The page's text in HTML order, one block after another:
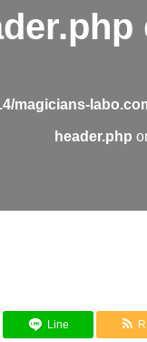
magicians-
header.php
Line